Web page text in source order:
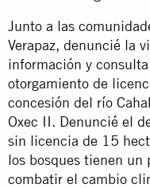
Junto a las
Verapaz, denuncié la
información y
otorgamiento de
concesión del río
Oxec II. Denuncié el
sin licencia de 15
los bosques tienen un
combatir el cambio